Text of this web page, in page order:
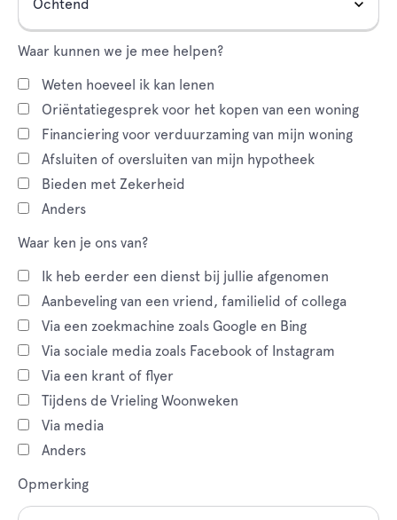
Waar kunnen we je mee helpen?
Weten hoeveel ik kan lenen
Oriëntatiegesprek voor het kopen van een woning
Financiering voor verduurzaming van mijn woning
Afsluiten of oversluiten van mijn hypotheek
Bieden met Zekerheid
Anders
Waar ken je ons van?
Ik heb eerder een dienst bij jullie afgenomen
Aanbeveling van een vriend, familielid of collega
Via een zoekmachine zoals Google en Bing
Via sociale media zoals Facebook of Instagram
Via een krant of flyer
Tijdens de Vrieling Woonweken
Via media
Anders
Opmerking